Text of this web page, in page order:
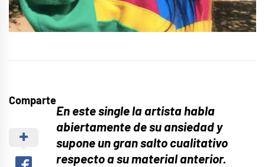
Comparte
En este single la artista habla
abiertamente de su ansiedad y
supone un gran salto cualitativo
respecto a su material anterior.